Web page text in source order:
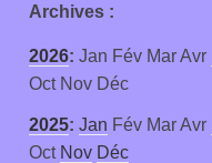
Archives :
2026: Jan Fév MarAvr
Oct Nov Déc
2025: Jan Fév MarAvr
Oct Nov Déc